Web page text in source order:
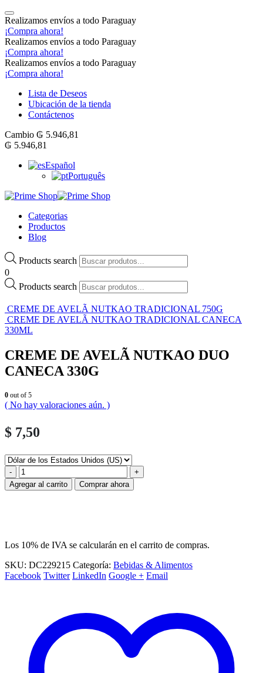
Realizamos envíos a todo Paraguay
¡Compra ahora!
Realizamos envíos a todo Paraguay
¡Compra ahora!
Realizamos envíos a todo Paraguay
¡Compra ahora!
Lista de Deseos
Ubicación de la tienda
Contáctenos
Cambio ₲ 5.946,81
₲ 5.946,81
Español
Português
Categorias
Productos
Blog
Products search
0
Products search
CREME DE AVELÃ NUTKAO TRADICIONAL 750G
CREME DE AVELÃ NUTKAO TRADICIONAL CANECA
330ML
CREME DE AVELÃ NUTKAO DUO
CANECA 330G
0 out of 5
( No hay valoraciones aún. )
$ 7,50
-
+
Agregar al carrito
Comprar ahora
Los 10% de IVA se calcularán en el carrito de compras.
SKU: DC229215 Categoría: Bebidas & Alimentos
Facebook Twitter LinkedIn Google + Email